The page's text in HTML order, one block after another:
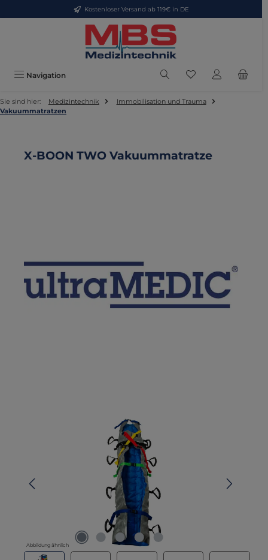
Zum Hauptinhalt springenKostenloser Versand ab 119€ in DE
Navigation Du hast 0
Sie sind hier: Medizintechnik
Immobilisation und Trauma
Vakuummatratzen
X-BOON TWO Vakuummatratze
Abbildung ähnlich